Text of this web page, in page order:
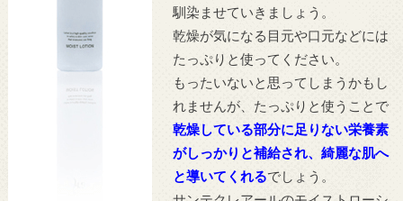
馴染ませていきましょう。
乾燥が気になる目元や口元などには
たっぷりと使ってください。
もったいないと思ってしまうかもし
れませんが、たっぷりと使うことで
乾燥している部分に足りない栄養素
がしっかりと補給され、綺麗な肌へ
と導いてくれるでしょう。